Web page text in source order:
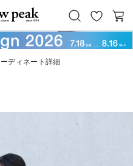
お
気
カ
ー
ディネート詳細